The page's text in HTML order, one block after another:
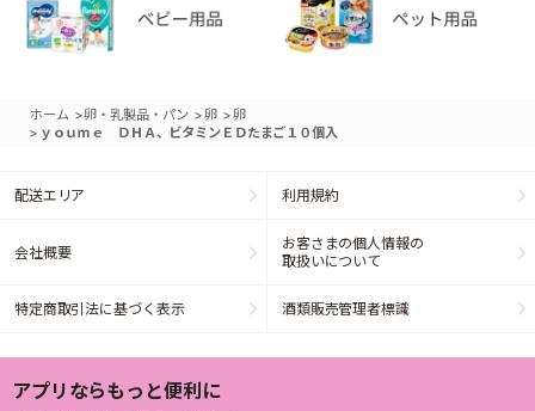
ホーム >卵・乳製品・パン >卵 >卵
> ｙｏｕｍｅ ＤＨＡ、ビタミンＥＤたまご１０個入
配送エリア 利用規約
会社概要
お客さまの個人情報の
取扱いについて
特定商取引法に基づく表示 酒類販売管理者標識
アプリならもっと便利に